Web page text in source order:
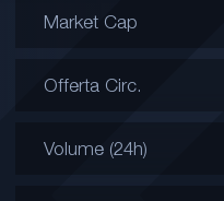
Market Cap
Offerta Circ.
Volume (24h)